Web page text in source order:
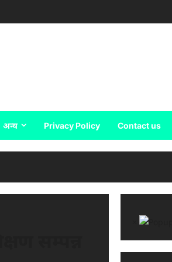
अन्य Privacy Policy Contact us